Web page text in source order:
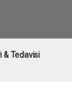
& Tedavisi